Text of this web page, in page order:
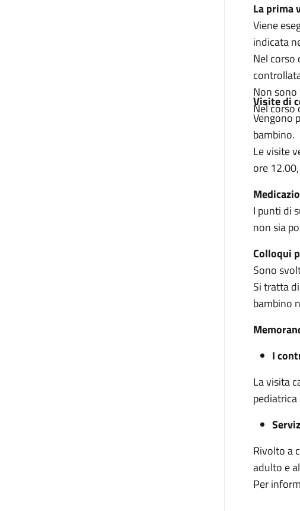
La prima
Viene
indicata
Nel corso
Non sono
Nel corso
Visite di
Vengono
bambino.
Le visite
ore
I punti di
non sia
Colloqui
Sono
Si tratta
bambino
I
La visita
pediatrica
Rivolto a
adulto e
Per